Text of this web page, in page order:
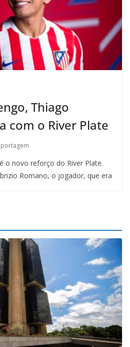
Thiago
com o River Plate
o novo reforço do River Plate.
Romano, o jogador, que era